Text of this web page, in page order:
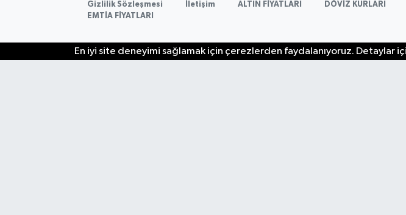
Gizlilik Sözleşmesi İletişim ALTIN FİYATLARI DÖVİZ KURLARI
EMTİA FİYATLARI
En iyi site deneyimi sağlamak için çerezlerden faydalanıyoruz. Detaylar